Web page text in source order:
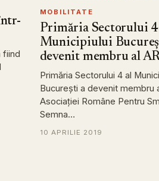
fiind
MOBILITATE
Primăria Sectorului 4
Municipiului
devenit membru al
Primăria Sectorului 4 al
București a devenit membru
Asociației Române Pentru
Semna…
10 APRILIE 2019